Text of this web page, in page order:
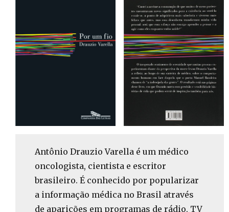
Antônio Drauzio Varella é um médico
oncologista, cientista e escritor
brasileiro. É conhecido por popularizar
a informação médica no Brasil através
de aparições em programas de rádio, TV